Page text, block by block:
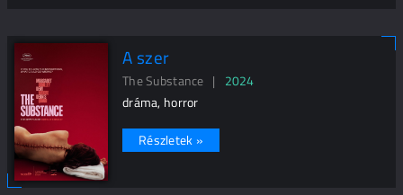
A szer
The Substance | 2024
dráma, horror
Részletek »